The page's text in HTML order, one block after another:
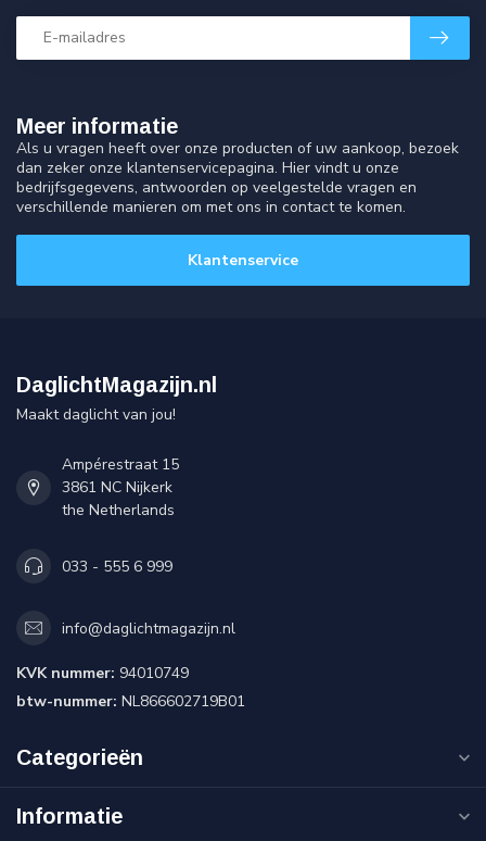
Meer informatie
Als u vragen heeft over onze producten of uw aankoop, bezoek
dan zeker onze klantenservicepagina. Hier vindt u onze
bedrijfsgegevens, antwoorden op veelgestelde vragen en
verschillende manieren om met ons in contact te komen.
Klantenservice
DaglichtMagazijn.nl
Maakt daglicht van jou!
Ampérestraat 15
3861 NC Nijkerk
the Netherlands
033 - 555 6 999
info@daglichtmagazijn.nl
KVK nummer: 94010749
btw-nummer: NL866602719B01
Categorieën
Informatie